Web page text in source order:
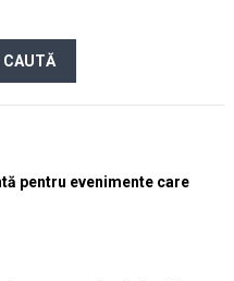
pentru evenimente care